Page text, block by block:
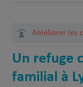
Améliorer les
Un refuge
familial à